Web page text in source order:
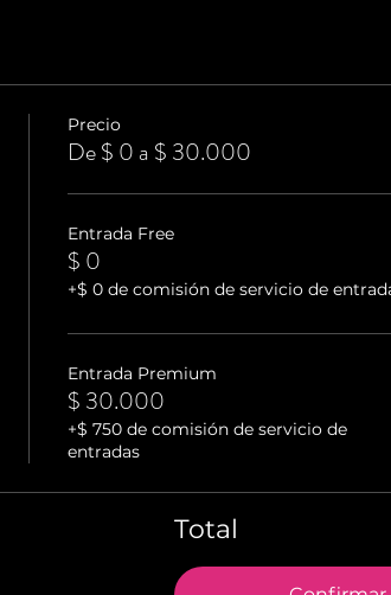
Precio
De $ 0 a $ 30.000
Entrada Free
$ 0
+$ 0 de comisión de servicio de
Entrada Premium
$ 30.000
+$ 750 de comisión de servicio de
entradas
Total